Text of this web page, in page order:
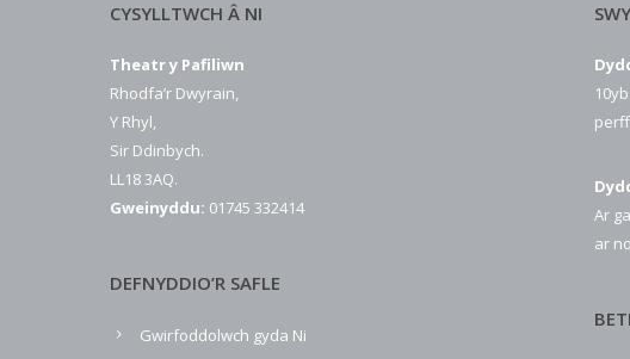
CYSYLLTWCH Â NI
Theatr y Pafiliwn
Rhodfa’r Dwyrain,
Y Rhyl,
Sir Ddinbych.
LL18 3AQ.
Gweinyddu: 01745 332414
DEFNYDDIO’R SAFLE
Gwirfoddolwch gyda Ni
Ar
ar